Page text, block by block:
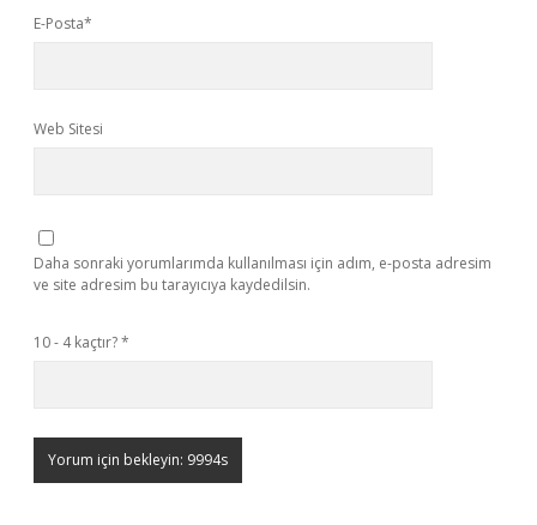
E-Posta*
Web Sitesi
Daha sonraki yorumlarımda kullanılması için adım, e-posta adresim
ve site adresim bu tarayıcıya kaydedilsin.
10 - 4 kaçtır?*